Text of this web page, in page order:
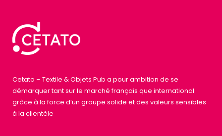
Cetato – Textile & Objets Pub a pour ambition de se
démarquer tant sur le marché français que international
grâce à la force d’un groupe solide et des valeurs sensibles
à la clientèle